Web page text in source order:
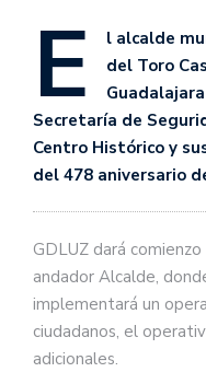
E
l alcalde
del Toro
Secretaría de
Centro Histórico y
del 478 aniversario
GDLUZ dará
andador Alcalde,
implementará un
ciudadanos, el
adicionales.